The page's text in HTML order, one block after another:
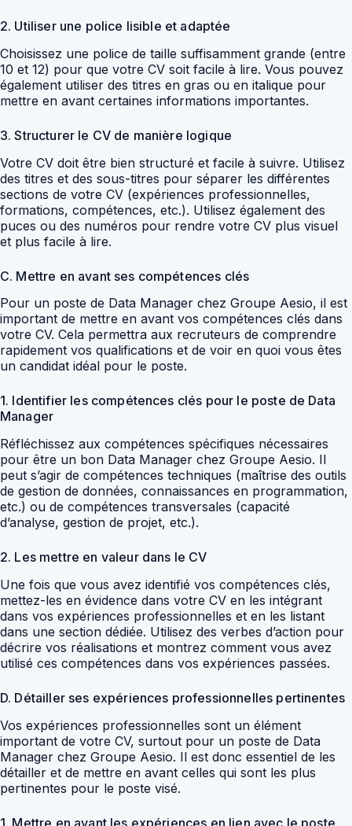
2. Utiliser une police lisible et adaptée
Choisissez une police de taille suffisamment grande (entre
10 et 12) pour que votre CV soit facile à lire. Vous pouvez
également utiliser des titres en gras ou en italique pour
mettre en avant certaines informations importantes.
3. Structurer le CV de manière logique
Votre CV doit être bien structuré et facile à suivre. Utilisez
des titres et des sous-titres pour séparer les différentes
sections de votre CV (expériences professionnelles,
formations, compétences, etc.). Utilisez également des
puces ou des numéros pour rendre votre CV plus visuel
et plus facile à lire.
C. Mettre en avant ses compétences clés
Pour un poste de Data Manager chez Groupe Aesio, il est
important de mettre en avant vos compétences clés dans
votre CV. Cela permettra aux recruteurs de comprendre
rapidement vos qualifications et de voir en quoi vous êtes
un candidat idéal pour le poste.
1. Identifier les compétences clés pour le poste de Data
Manager
Réfléchissez aux compétences spécifiques nécessaires
pour être un bon Data Manager chez Groupe Aesio. Il
peut s’agir de compétences techniques (maîtrise des outils
de gestion de données, connaissances en programmation,
etc.) ou de compétences transversales (capacité
d’analyse, gestion de projet, etc.).
2. Les mettre en valeur dans le CV
Une fois que vous avez identifié vos compétences clés,
mettez-les en évidence dans votre CV en les intégrant
dans vos expériences professionnelles et en les listant
dans une section dédiée. Utilisez des verbes d’action pour
décrire vos réalisations et montrez comment vous avez
utilisé ces compétences dans vos expériences passées.
D. Détailler ses expériences professionnelles pertinentes
Vos expériences professionnelles sont un élément
important de votre CV, surtout pour un poste de Data
Manager chez Groupe Aesio. Il est donc essentiel de les
détailler et de mettre en avant celles qui sont les plus
pertinentes pour le poste visé.
1. Mettre en avant les expériences en lien avec le poste